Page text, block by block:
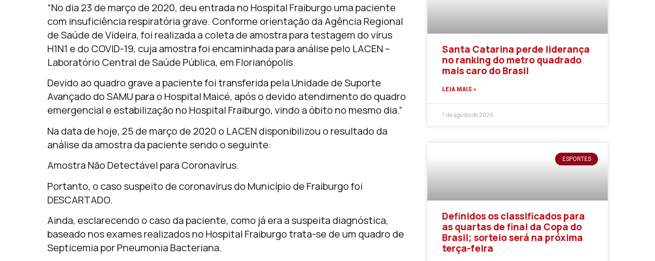
“No dia 23 de março de 2020, deu entrada no Hospital Fraiburgo uma paciente
com insuficiência respiratória grave. Conforme orientação da Agência Regional
de Saúde de Videira, foi realizada a coleta de amostra para testagem do vírus
H1N1 e do COVID-19, cuja amostra foi encaminhada para análise pelo LACEN –
Laboratório Central de Saúde Pública, em Florianópolis.
Devido ao quadro grave a paciente foi transferida pela Unidade de Suporte
Avançado do SAMU para o Hospital Maicé, após o devido atendimento do quadro
emergencial e estabilização no Hospital Fraiburgo, vindo a óbito no mesmo dia.”
Na data de hoje, 25 de março de 2020 o LACEN disponibilizou o resultado da
análise da amostra da paciente sendo o seguinte:
Amostra Não Detectável para Coronavírus.
Portanto, o caso suspeito de coronavírus do Município de Fraiburgo foi
DESCARTADO.
Ainda, esclarecendo o caso da paciente, como já era a suspeita diagnóstica,
baseado nos exames realizados no Hospital Fraiburgo trata-se de um quadro de
Septicemia por Pneumonia Bacteriana.
Santa Catarina perde liderança
no ranking do metro quadrado
mais caro do Brasil
LEIA MAIS »
7 de agosto de 2026
ESPORTES
Definidos os classificados para
as quartas de final da Copa do
Brasil; sorteio será na próxima
terça-feira